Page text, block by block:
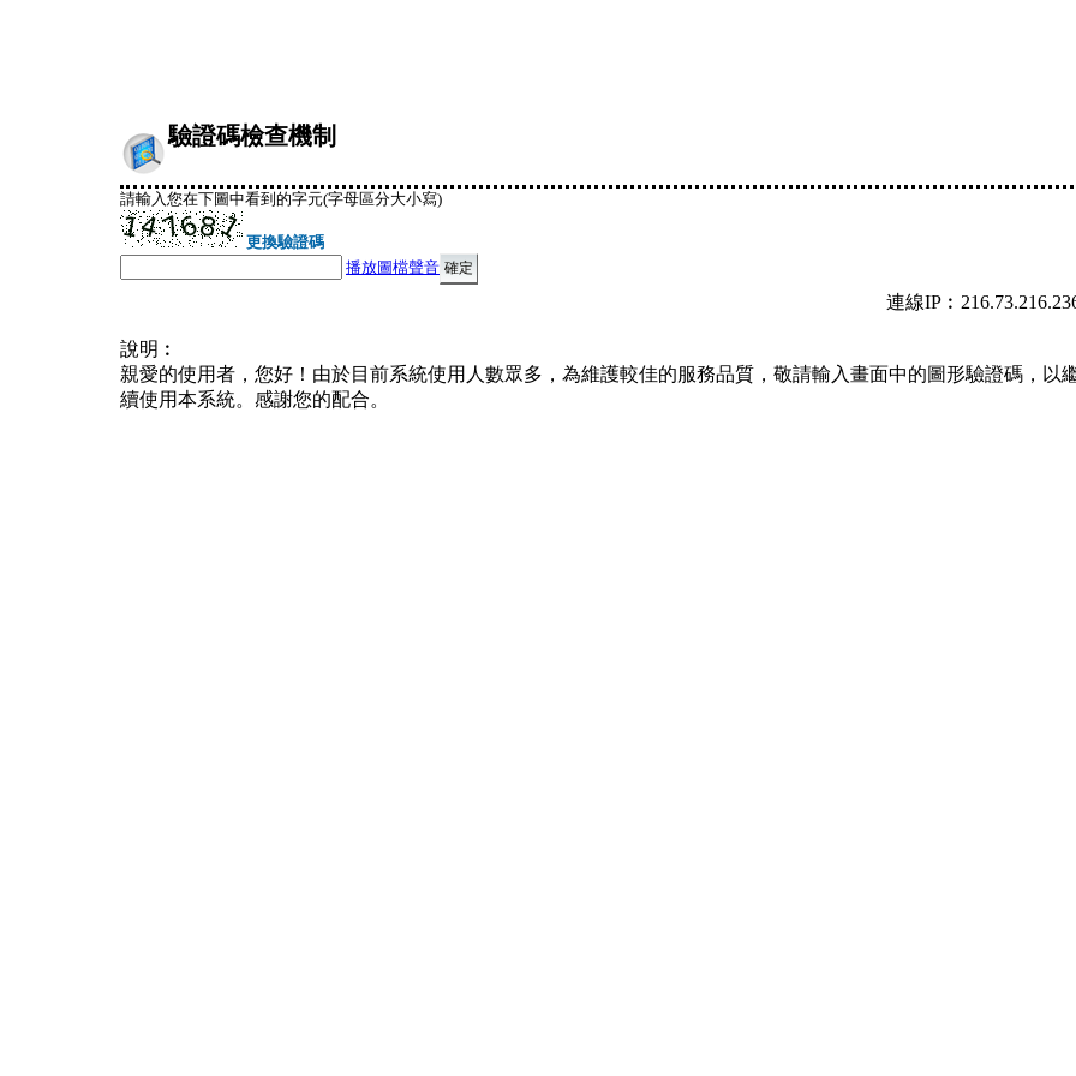
驗證碼檢查機制
請輸入您在下圖中看到的字元(字母區分大小寫)
更換驗證碼
播放圖檔聲音
連線
說明︰
親愛的使用者，您好！由於目前系統使用人數眾多，為維護較佳的服務品質，敬請輸入畫面中的圖形驗證碼，以
續使用本系統。感謝您的配合。